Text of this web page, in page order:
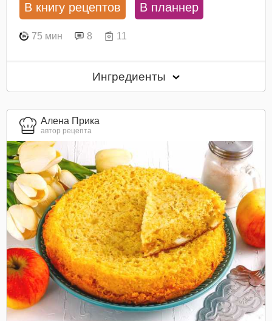
В книгу рецептов В планнер
75 мин 8 11
Ингредиенты
Алена Прика
автор рецепта